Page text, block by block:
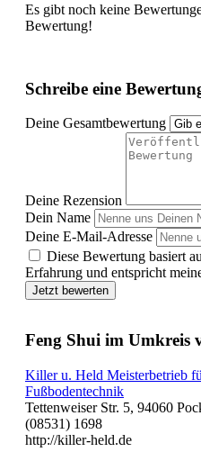
Es gibt noch keine
Bewertung!
Schreibe eine
Deine Gesamtbewertung
Deine Rezension
Dein Name
Deine E-Mail-Adresse
Diese Bewertung basiert
Erfahrung und entspricht
Jetzt bewerten
Feng Shui im Umkreis
Killer u. Held Meisterbetrieb
Fußbodentechnik
Tettenweiser Str. 5, 94060
(08531) 1698
http://killer-held.de